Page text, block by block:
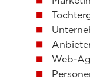
Web-